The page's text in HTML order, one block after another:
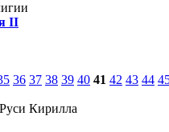
II
36 37 38 39 40 41 42 43 44
Кирилла